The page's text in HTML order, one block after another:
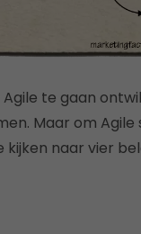
te gaan
Maar om
kijken naar vier